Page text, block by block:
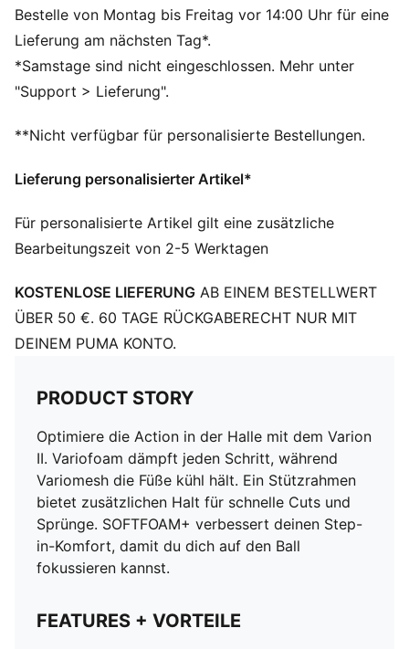
die dank der extradicken Ferse für eine weiche
Dämpfung sorgt
SOFTFOAM+: Komfort-Innensohle zum Reinschlüpfen,
die dank der extradicken Ferse für eine weiche
Dämpfung sorgt
Regular Fit
Variofoam Dämpfung
PUMA Teenager: Empfohlen für ältere Kinder und
Teenager zwischen 8 und 16 Jahren
Teenager zwischen 8 und 16 Jahren
80.53% Synthetik, 19.47% Textil
Bestelle von Montag bis Freitag vor 14:00 Uhr für eine
Lieferung am nächsten Tag*.
*Samstage sind nicht eingeschlossen. Mehr unter
"Support > Lieferung".
**Nicht verfügbar für personalisierte Bestellungen.
Lieferung personalisierter Artikel*
Für personalisierte Artikel gilt eine zusätzliche
Bearbeitungszeit von 2-5 Werktagen
KOSTENLOSE LIEFERUNG AB EINEM BESTELLWERT
ÜBER 50 €. 60 TAGE RÜCKGABERECHT NUR MIT
DEINEM PUMA KONTO.
PRODUCT STORY
Optimiere die Action in der Halle mit dem Varion
II. Variofoam dämpft jeden Schritt, während
Variomesh die Füße kühl hält. Ein Stützrahmen
bietet zusätzlichen Halt für schnelle Cuts und
Sprünge. SOFTFOAM+ verbessert deinen Step-
in-Komfort, damit du dich auf den Ball
fokussieren kannst.
FEATURES + VORTEILE